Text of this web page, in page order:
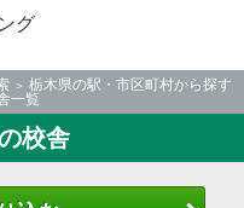
グ
栃木県の駅・市区町村から探す
一覧
校舎